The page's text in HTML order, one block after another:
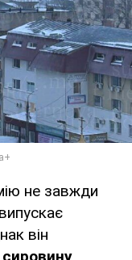
не завжди
він